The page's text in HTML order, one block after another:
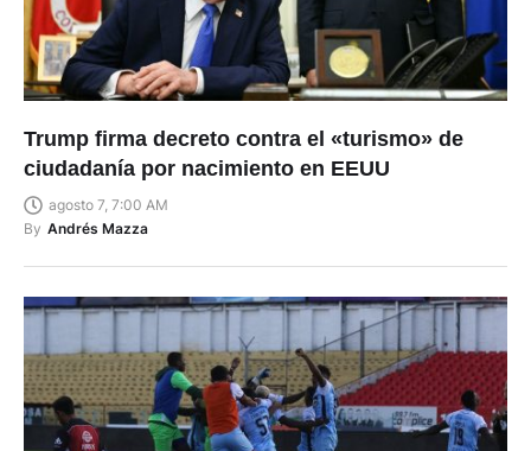
Trump firma decreto contra el «turismo» de
ciudadanía por nacimiento en EEUU
agosto 7, 7:00 AM
By Andrés Mazza